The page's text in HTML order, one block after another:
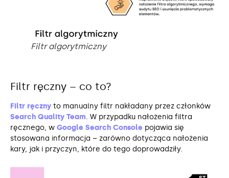
Filtr algorytmiczny
Filtr ręczny – co to?
Filtr ręczny to manualny filtr nakładany przez członków
Search Quality Team. W przypadku nałożenia filtra
ręcznego, w Google Search Console pojawia się
stosowana informacja – zarówno dotycząca nałożenia
kary, jak i przyczyn, które do tego doprowadziły.